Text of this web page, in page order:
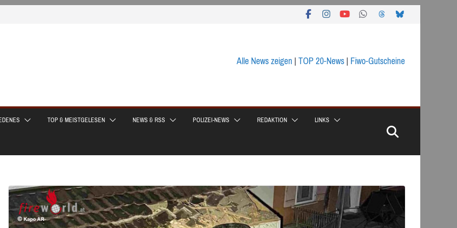
Alle News zeigen|TOP 20-News|Fiwo-Gutscheine
TOP & MEISTGELESEN NEWS & RSS POLIZEI-NEWS REDAKTION LINKS